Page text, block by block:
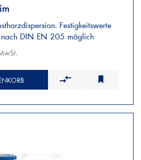
Festigkeitswerte
DIN EN 205 möglich